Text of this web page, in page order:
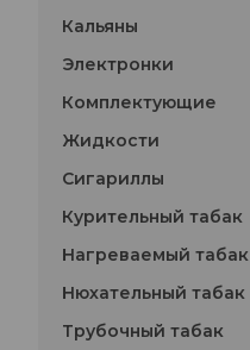
Кальяны
Электронки
Комплектующие
Жидкости
Сигариллы
Курительный табак
Нагреваемый табак
Нюхательный табак
Трубочный табак